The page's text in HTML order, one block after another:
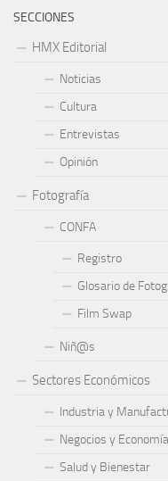
SECCIONES
HMX Editorial
Noticias
Cultura
Entrevistas
Opinión
Fotografía
CONFA
Registro
Glosario de
Film Swap
Niñ@s
Sectores Económicos
Industria y
Negocios y Economía
Salud y Bienestar